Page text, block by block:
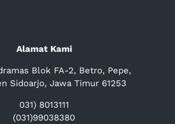
Alamat Kami
Blok FA-2, Betro, Pepe,
Sidoarjo, Jawa Timur 61253
031) 8013111
(031)99038380